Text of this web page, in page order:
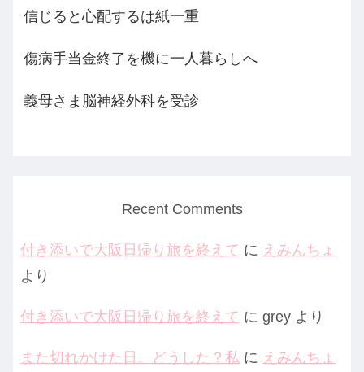
信じると心配するは紙一重
傷病手当金終了を機に一人暮らしへ
義母さま脳神経外科を受診
Recent Comments
付き添いで大阪日帰り旅を終えて に えみんちょ
より
付き添いで大阪日帰り旅を終えて に grey より
また切れかけた日。どうした？私 に えみんちょ